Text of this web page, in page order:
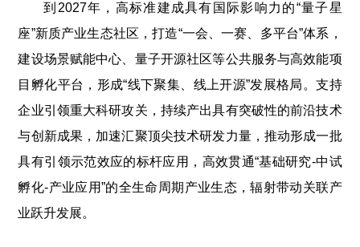
到2027年，高标准建成具有国际影响力的“量子星
座”新质产业生态社区，打造“一会、一赛、多平台”体系，
建设场景赋能中心、量子开源社区等公共服务与高效能项
目孵化平台，形成“线下聚集、线上开源”发展格局。支持
企业引领重大科研攻关，持续产出具有突破性的前沿技术
与创新成果，加速汇聚顶尖技术研发力量，推动形成一批
具有引领示范效应的标杆应用，高效贯通“基础研究-中试
孵化-产业应用”的全生命周期产业生态，辐射带动关联产
业跃升发展。